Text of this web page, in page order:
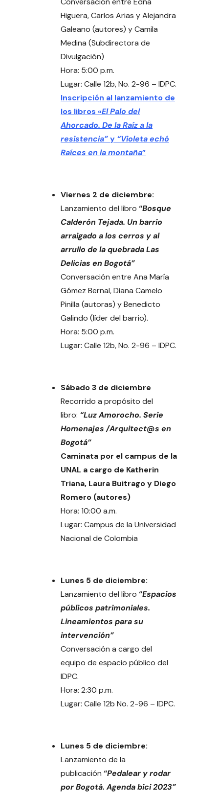
Higuera, Carlos Arias y Alejandra
Galeano (autores) y Camila
Medina (Subdirectora de
Divulgación)
Hora: 5:00 p.m.
Lugar: Calle 12b, No. 2-96 – IDPC.
Inscripción al lanzamiento de
los libros «El Palo del
Ahorcado. De la Raíz a la
resistencia”y “Violeta echó
Raíces en la montaña”
Viernes 2 de diciembre:
Lanzamiento del libro “Bosque
Calderón Tejada. Un barrio
arraigado a los cerros y al
arrullo de la quebrada Las
Delicias en Bogotá”
Conversación entre Ana María
Gómez Bernal, Diana Camelo
Pinilla (autoras) y Benedicto
Galindo (líder del barrio).
Hora: 5:00 p.m.
Lugar: Calle 12b, No. 2-96 – IDPC.
Sábado 3 de diciembre
Recorrido a propósito del
libro: “Luz Amorocho. Serie
Homenajes /Arquitect@s en
Bogotá”
Caminata por el campus de la
UNAL a cargo de Katherin
Triana, Laura Buitrago y Diego
Romero (autores)
Hora: 10:00 a.m.
Lugar: Campus de la Universidad
Nacional de Colombia
Lunes 5 de diciembre:
Lanzamiento del libro “Espacios
públicos patrimoniales.
Lineamientos para su
intervención”
Conversación a cargo del
equipo de espacio público del
IDPC.
Hora: 2:30 p.m.
Lugar: Calle 12b No. 2-96 – IDPC.
Lunes 5 de diciembre:
Lanzamiento de la
publicación “Pedalear y rodar
por Bogotá. Agenda bici 2023”